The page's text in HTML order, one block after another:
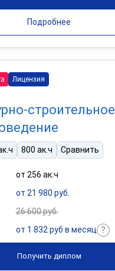
Подробнее
Лицензия
строительное
800 ак.ч Сравнить
от 256 ак.ч
от 21 980 руб.
26 600 руб.
от 1 832 руб в месяц
Получить диплом